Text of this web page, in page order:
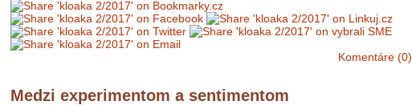
Komentáre (0)
Medzi experimentom a sentimentom